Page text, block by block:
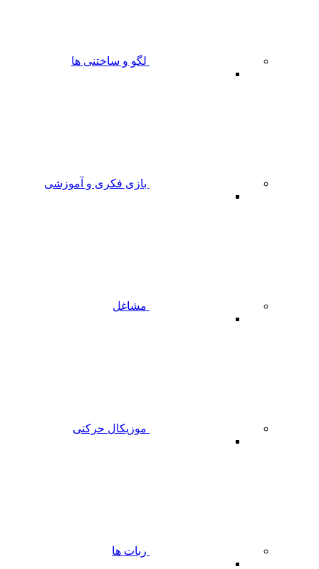
لگو و ساختنی ها
بازی فکری و آموزشی
مشاغل
موزیکال حرکتی
ربات ها